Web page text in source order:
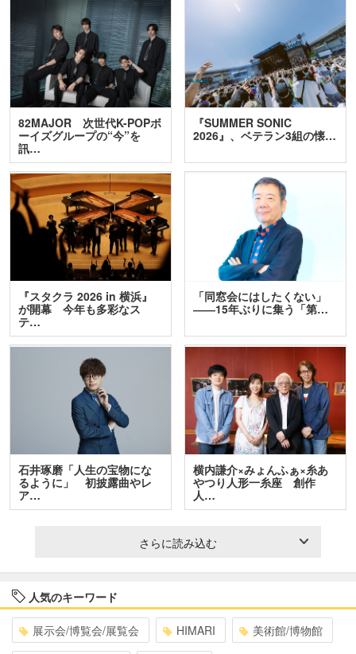
82MAJOR 次世代K-POPボ
ーイズグループの“今”を
訊…
『SUMMER SONIC
2026』、ベテラン3組の懐…
『スタクラ 2026 in 横浜』
が開幕 今年も多彩なス
テ…
「同窓会にはしたくない」
――15年ぶりに集う「第…
石井琢磨「人生の宝物にな
るように」 初披露曲やレ
ア…
横内謙介×みょんふぁ×糸あ
やつり人形一糸座 創作
人…
さらに読み込む
人気のキーワード
展示会/博覧会/展覧会 HIMARI 美術館/博物館